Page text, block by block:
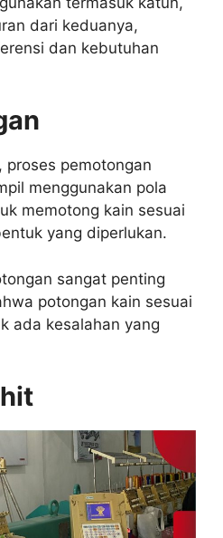
dari keduanya,
dan kebutuhan
proses pemotongan
menggunakan pola
memotong kain sesuai
yang diperlukan.
sangat penting
potongan kain sesuai
ada kesalahan yang